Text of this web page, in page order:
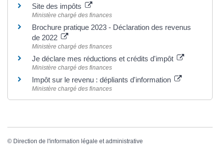
Site des impôts
Ministère chargé des finances
Brochure pratique 2023 - Déclaration des revenus
de 2022
Ministère chargé des finances
Je déclare mes réductions et crédits d'impôt
Ministère chargé des finances
Impôt sur le revenu : dépliants d'information
Ministère chargé des finances
© Direction de l'information légale et administrative